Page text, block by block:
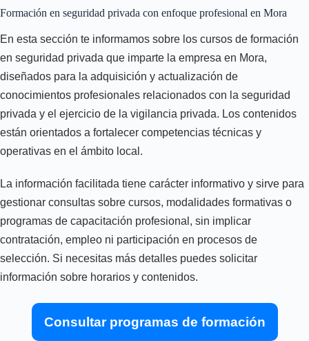
Formación en seguridad privada con enfoque profesional en Mora
En esta sección te informamos sobre los cursos de formación
en seguridad privada que imparte la empresa en Mora,
diseñados para la adquisición y actualización de
conocimientos profesionales relacionados con la seguridad
privada y el ejercicio de la vigilancia privada. Los contenidos
están orientados a fortalecer competencias técnicas y
operativas en el ámbito local.
La información facilitada tiene carácter informativo y sirve para
gestionar consultas sobre cursos, modalidades formativas o
programas de capacitación profesional, sin implicar
contratación, empleo ni participación en procesos de
selección. Si necesitas más detalles puedes solicitar
información sobre horarios y contenidos.
Consultar programas de formación